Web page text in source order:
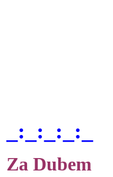
_:_:_:_:_
Za Dubem